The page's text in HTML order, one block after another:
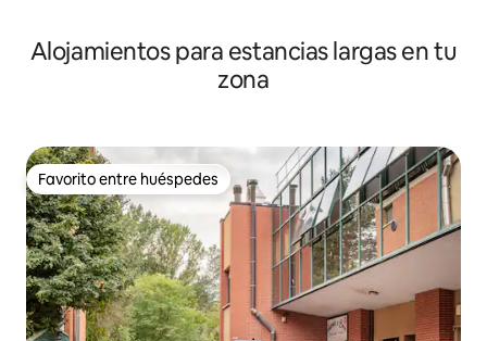
Alojamientos para estancias largas en tu
zona
Favorito entre huéspedes
Favorito entre huéspedes